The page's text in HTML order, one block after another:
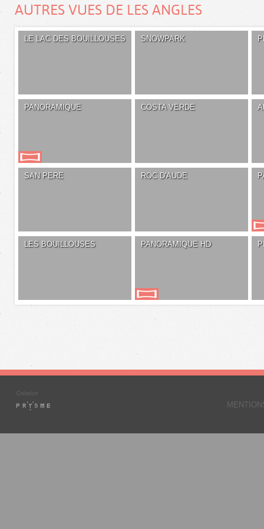
AUTRES VUES DE LES ANGLES
LE LAC DES BOUILLOUSES SNOWPARK
PANORAMIQUE COSTA VERDE
SAN PERE ROC D'AUDE
LES BOUILLOUSES PANORAMIQUE HD